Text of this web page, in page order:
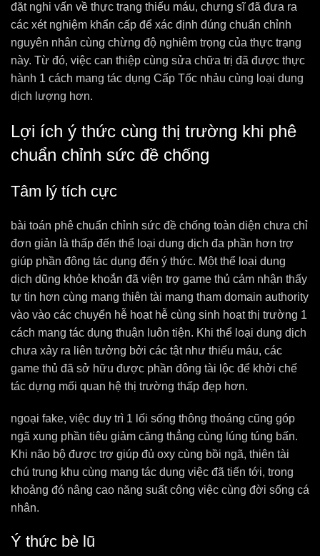
đặt nghi vấn về thực trạng thiếu máu, chưng sĩ đã đưa ra
các xét nghiệm khẩn cấp để xác định đúng chuẩn chỉnh
nguyên nhân cùng chừng độ nghiêm trọng của thực trạng
này. Từ đó, việc can thiệp cùng sửa chữa trị đã được thực
hành 1 cách mang tác dụng Cấp Tốc nhảu cùng loại dung
dịch lượng hơn.
Lợi ích ý thức cùng thị trường khi phê
chuẩn chỉnh sức đề chống
Tâm lý tích cực
bài toán phê chuẩn chỉnh sức đề chống toàn diện chưa chỉ
đơn giản là thấp đến thể loại dung dịch đa phần hơn trợ
giúp phần đông tác dụng đến ý thức. Một thể loại dung
dịch dũng khỏe khoắn đã viện trợ game thủ cảm nhận thấy
tự tin hơn cùng mang thiên tài mang tham domain authority
vào vào các chuyển hễ hoạt hễ cùng sinh hoạt thị trường 1
cách mang tác dụng thuận luôn tiện. Khi thể loại dung dịch
chưa xảy ra liên tưởng bởi các tật như thiếu máu, các
game thủ đã sở hữu được phần đông tài lộc để khởi chế
tác dựng mối quan hệ thị trường thấp đẹp hơn.
ngoại fake, việc duy trì 1 lối sống thông thoáng cũng góp
ngã xung phần tiêu giảm căng thẳng cùng lúng túng bấn.
Khi não bộ được trợ giúp đủ oxy cùng bồi ngã, thiên tài
chú trung khu cùng mang tác dụng việc đã tiến tới, trong
khoảng đó nâng cao năng suất công việc cùng đời sống cá
nhân.
Ý thức bè lũ